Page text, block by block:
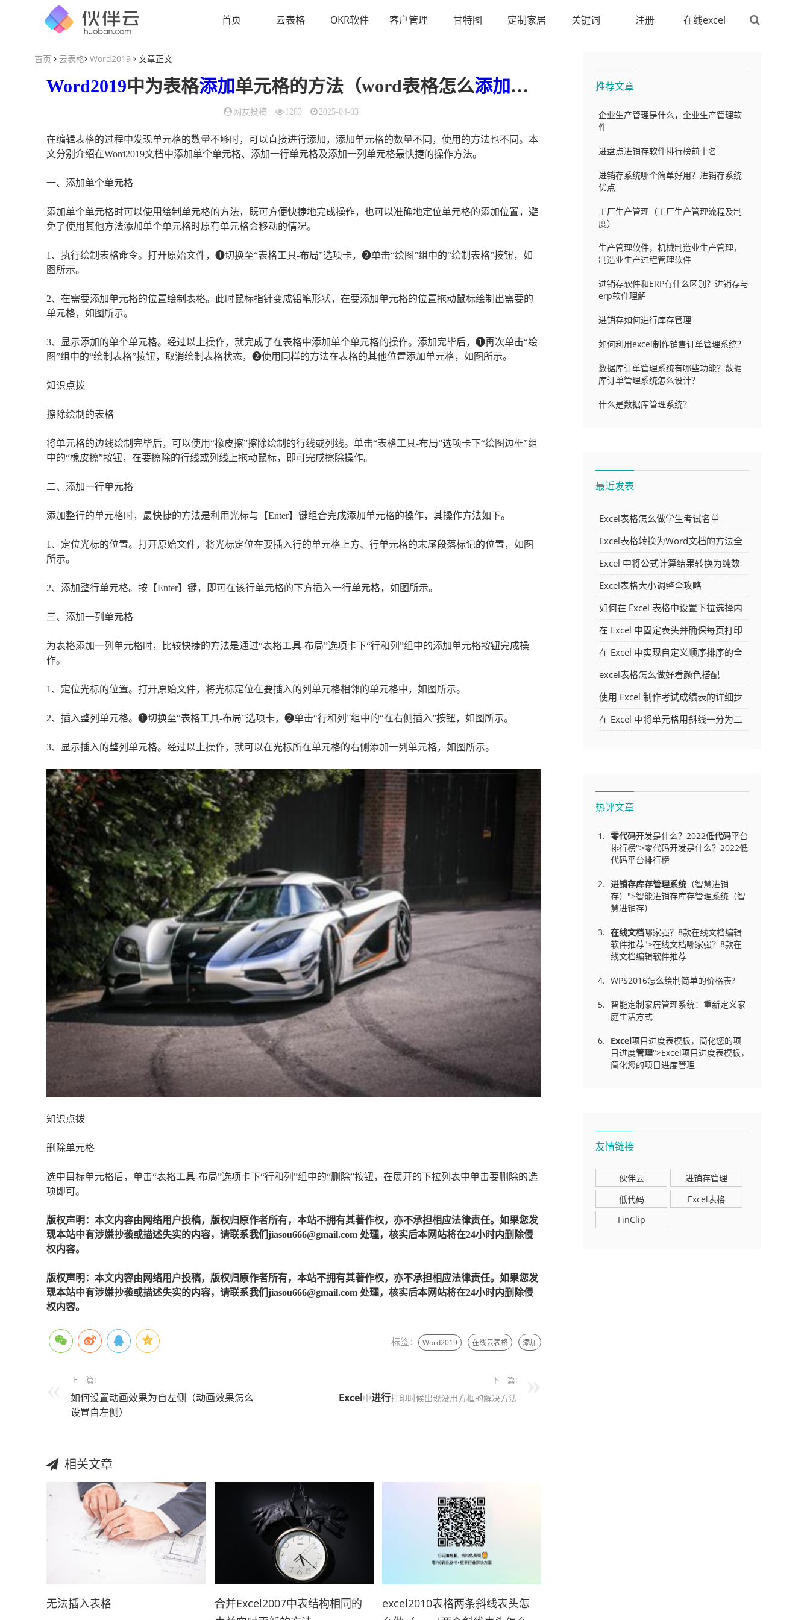
首页 云表格 OKR软件 客户管理 甘特图 定制家居 关键词 注册 在线excel
首页 云表格 Word2019 文章正文
Word2019中为表格添加单元格的方法（word表格怎么添加表格）
网友投稿 1283 2025-04-03
在编辑表格的过程中发现单元格的数量不够时，可以直接进行添加，添加单元格的数量不同，使用的方法也不同。本
文分别介绍在Word2019文档中添加单个单元格、添加一行单元格及添加一列单元格最快捷的操作方法。
一、添加单个单元格
添加单个单元格时可以使用绘制单元格的方法，既可方便快捷地完成操作，也可以准确地定位单元格的添加位置，避
免了使用其他方法添加单个单元格时原有单元格会移动的情况。
1、执行绘制表格命令。打开原始文件，❶切换至“表格工具-布局”选项卡，❷单击“绘图”组中的“绘制表格”按钮，如
图所示。
2、在需要添加单元格的位置绘制表格。此时鼠标指针变成铅笔形状，在要添加单元格的位置拖动鼠标绘制出需要的
单元格，如图所示。
3、显示添加的单个单元格。经过以上操作，就完成了在表格中添加单个单元格的操作。添加完毕后，❶再次单击“绘
图”组中的“绘制表格”按钮，取消绘制表格状态，❷使用同样的方法在表格的其他位置添加单元格，如图所示。
知识点拨
擦除绘制的表格
将单元格的边线绘制完毕后，可以使用“橡皮擦”擦除绘制的行线或列线。单击“表格工具-布局”选项卡下“绘图边框”组
中的“橡皮擦”按钮，在要擦除的行线或列线上拖动鼠标，即可完成擦除操作。
二、添加一行单元格
添加整行的单元格时，最快捷的方法是利用光标与【Enter】键组合完成添加单元格的操作，其操作方法如下。
1、定位光标的位置。打开原始文件，将光标定位在要插入行的单元格上方、行单元格的末尾段落标记的位置，如图
所示。
2、添加整行单元格。按【Enter】键，即可在该行单元格的下方插入一行单元格，如图所示。
三、添加一列单元格
为表格添加一列单元格时，比较快捷的方法是通过“表格工具-布局”选项卡下“行和列”组中的添加单元格按钮完成操
作。
1、定位光标的位置。打开原始文件，将光标定位在要插入的列单元格相邻的单元格中，如图所示。
2、插入整列单元格。❶切换至“表格工具-布局”选项卡，❷单击“行和列”组中的“在右侧插入”按钮，如图所示。
3、显示插入的整列单元格。经过以上操作，就可以在光标所在单元格的右侧添加一列单元格，如图所示。
知识点拨
删除单元格
选中目标单元格后，单击“表格工具-布局”选项卡下“行和列”组中的“删除”按钮，在展开的下拉列表中单击要删除的选
项即可。
版权声明：本文内容由网络用户投稿，版权归原作者所有，本站不拥有其著作权，亦不承担相应法律责任。如果您发
现本站中有涉嫌抄袭或描述失实的内容，请联系我们jiasou666@gmail.com 处理，核实后本网站将在24小时内删除侵
权内容。
版权声明：本文内容由网络用户投稿，版权归原作者所有，本站不拥有其著作权，亦不承担相应法律责任。如果您发
现本站中有涉嫌抄袭或描述失实的内容，请联系我们jiasou666@gmail.com 处理，核实后本网站将在24小时内删除侵
权内容。
标签： Word2019 在线云表格 添加
上一篇:
如何设置动画效果为自左侧（动画效果怎么
设置自左侧）
下一篇:
Excel中进行打印时候出现没用方框的解决方法
相关文章
无法插入表格
合并Excel2007中表结构相同的
excel2010表格两条斜线表头怎
推荐文章
企业生产管理是什么，企业生产管理软
件
进盘点进销存软件排行榜前十名
进销存系统哪个简单好用？进销存系统
优点
工厂生产管理（工厂生产管理流程及制
度）
生产管理软件，机械制造业生产管理，
制造业生产过程管理软件
进销存软件和ERP有什么区别？进销存与
erp软件理解
进销存如何进行库存管理
如何利用excel制作销售订单管理系统？
数据库订单管理系统有哪些功能？数据
库订单管理系统怎么设计？
什么是数据库管理系统？
最近发表
Excel表格怎么做学生考试名单
Excel表格转换为Word文档的方法全
解析
Excel 中将公式计算结果转换为纯数
字的多种方法
Excel表格大小调整全攻略
如何在 Excel 表格中设置下拉选择内
容
在 Excel 中固定表头并确保每页打印
时都显示表头的方法详解
在 Excel 中实现自定义顺序排序的全
面指南
excel表格怎么做好看颜色搭配
使用 Excel 制作考试成绩表的详细步
骤及技巧
在 Excel 中将单元格用斜线一分为二
热评文章
零代码开发是什么？2022低代码平台
排行榜">零代码开发是什么？2022低
代码平台排行榜
进销存库存管理系统 （智慧进销
存）">智能进销存库存管理系统（智
慧进销存）
在线文档哪家强？8款在线文档编辑
软件推荐">在线文档哪家强？8款在
线文档编辑软件推荐
WPS2016怎么绘制简单的价格表?
智能定制家居管理系统：重新定义家
庭生活方式
Excel项目进度表模板，简化您的项
目进度管理">Excel项目进度表模板，
简化您的项目进度管理
友情链接
伙伴云
进销存管理
低代码
Excel表格
FinClip